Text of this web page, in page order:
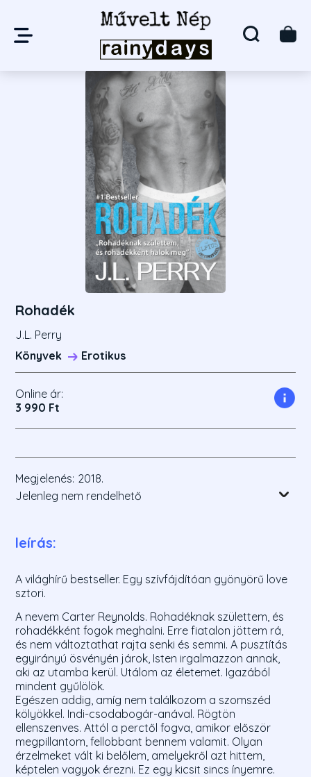
Rohadék
J.L. Perry
Könyvek
Erotikus
Online ár:
3 990 Ft
Megjelenés: 2018.
Jelenleg nem rendelhető
leírás:
A világhírű bestseller. Egy szívfájdítóan gyönyörű love
sztori.
A nevem Carter Reynolds. Rohadéknak születtem, és
rohadékként fogok meghalni. Erre fiatalon jöttem rá,
és nem változtathat rajta senki és semmi. A pusztítás
egyirányú ösvényén járok, Isten irgalmazzon annak,
aki az utamba kerül. Utálom az életemet. Igazából
mindent gyűlölök.
Egészen addig, amíg nem találkozom a szomszéd
kölyökkel. Indi-csodabogár-anával. Rögtön
ellenszenves. Attól a perctől fogva, amikor először
megpillantom, fellobbant bennem valamit. Olyan
érzelmeket vált ki belőlem, amelyekről azt hittem,
képtelen vagyok érezni. Ez egy kicsit sincs ínyemre.